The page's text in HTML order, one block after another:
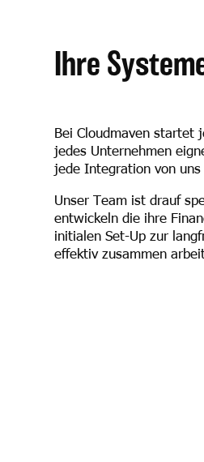
Ihre
Bei Cloudmaven startet
jedes Unternehmen
jede Integration von
Unser Team ist drauf
entwickeln die ihre
initialen Set-Up zur
effektiv zusammen